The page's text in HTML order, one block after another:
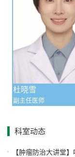
杜晓雪
副主任医师
科室动态
【肿瘤防治大讲堂